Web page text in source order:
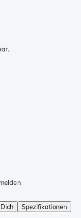
Spezifikationen